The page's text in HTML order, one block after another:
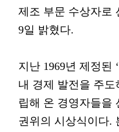
제조 부문 수상자로
9일 밝혔다.
지난 1969년 제정된
내 경제 발전을 주
립해 온 경영자들을
권위의 시상식이다.